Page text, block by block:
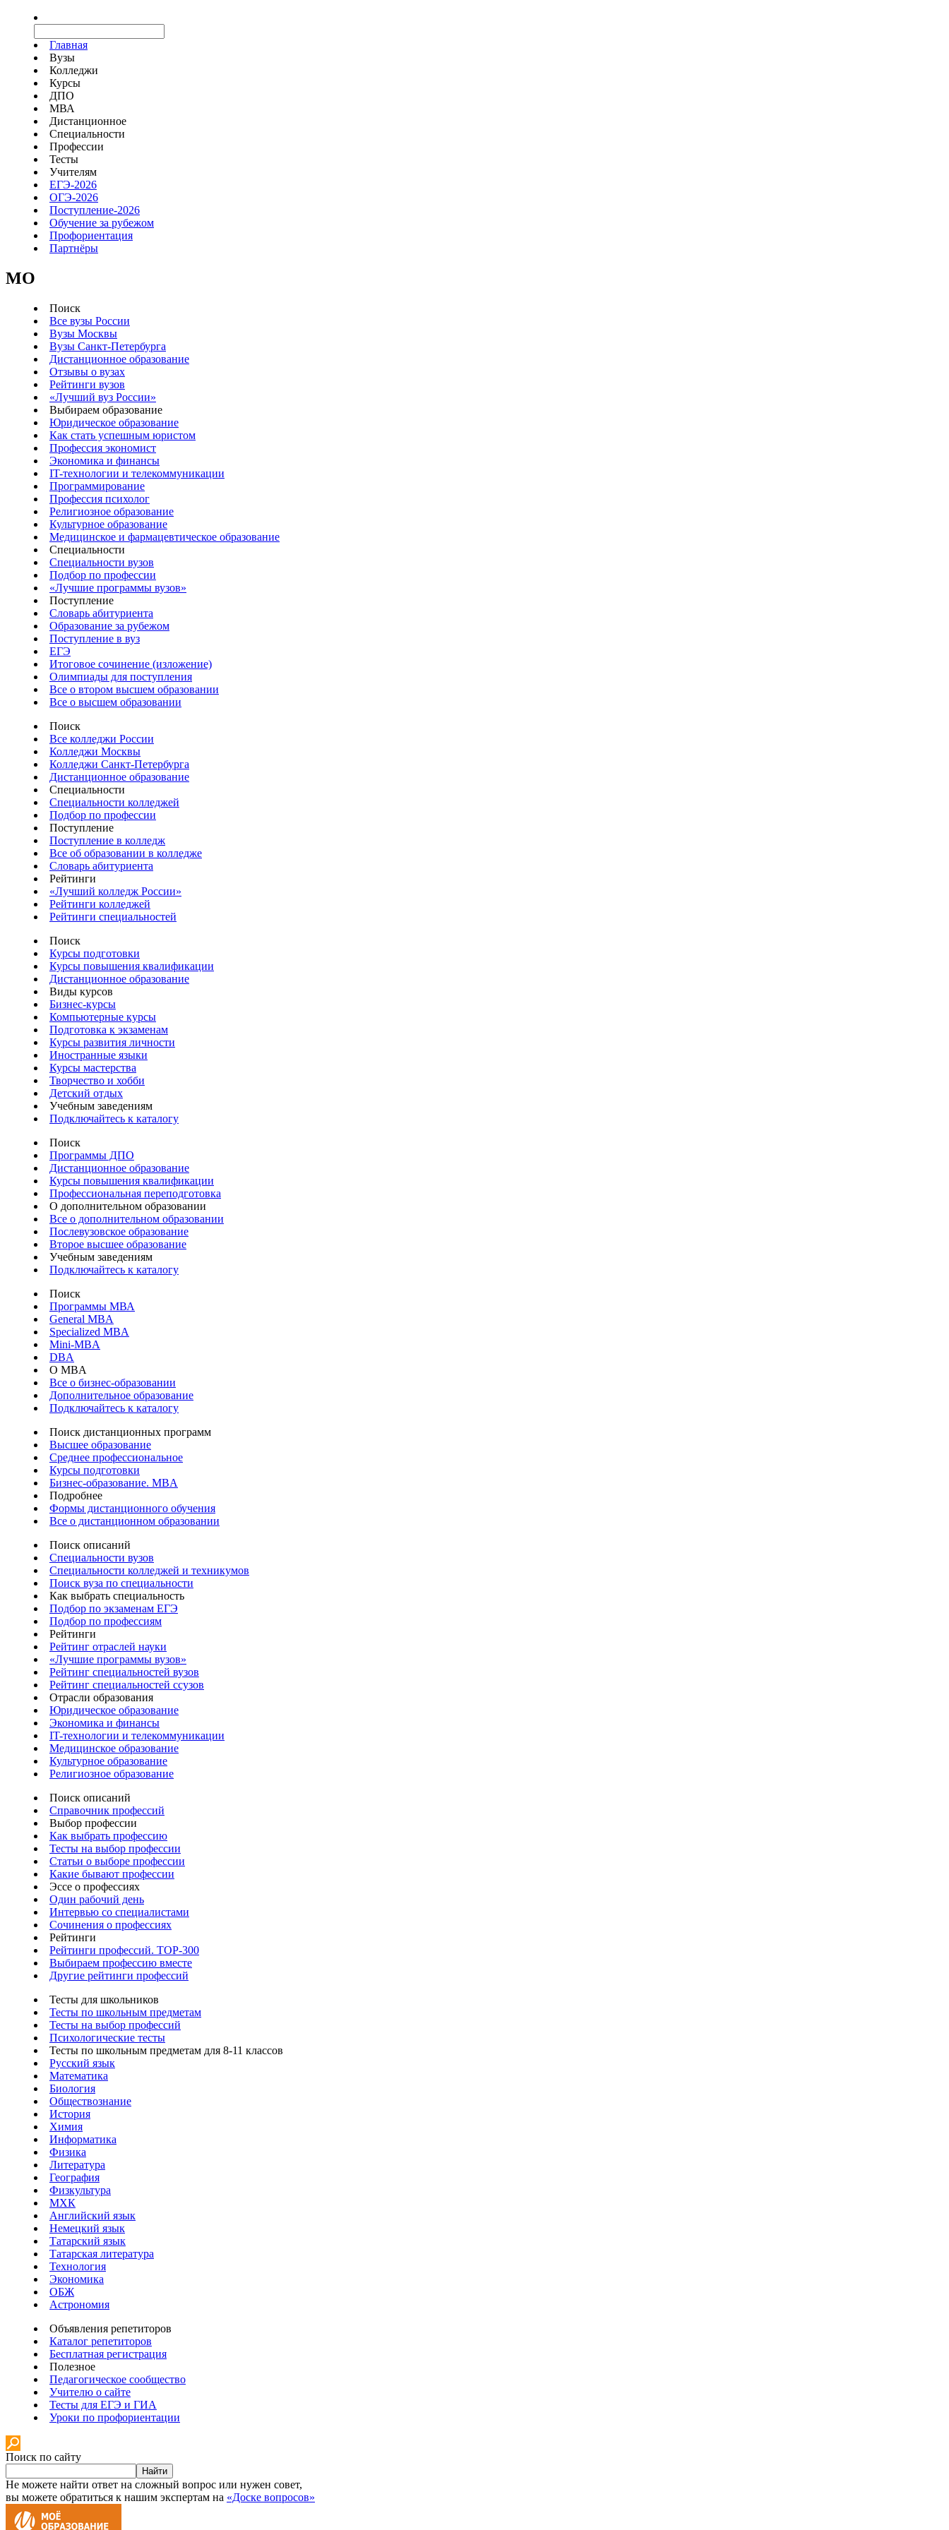
Главная
Вузы
Колледжи
Курсы
ДПО
МВА
Дистанционное
Специальности
Профессии
Тесты
Учителям
ЕГЭ-2026
ОГЭ-2026
Поступление-2026
Обучение за рубежом
Профориентация
Партнёры
MO
Поиск
Все вузы России
Вузы Москвы
Вузы Санкт-Петербурга
Дистанционное образование
Отзывы о вузах
Рейтинги вузов
«Лучший вуз России»
Выбираем образование
Юридическое образование
Как стать успешным юристом
Профессия экономист
Экономика и финансы
IT-технологии и телекоммуникации
Программирование
Профессия психолог
Религиозное образование
Культурное образование
Медицинское и фармацевтическое образование
Специальности
Специальности вузов
Подбор по профессии
«Лучшие программы вузов»
Поступление
Словарь абитуриента
Образование за рубежом
Поступление в вуз
ЕГЭ
Итоговое сочинение (изложение)
Олимпиады для поступления
Все о втором высшем образовании
Все о высшем образовании
Поиск
Все колледжи России
Колледжи Москвы
Колледжи Санкт-Петербурга
Дистанционное образование
Специальности
Специальности колледжей
Подбор по профессии
Поступление
Поступление в колледж
Все об образовании в колледже
Словарь абитуриента
Рейтинги
«Лучший колледж России»
Рейтинги колледжей
Рейтинги специальностей
Поиск
Курсы подготовки
Курсы повышения квалификации
Дистанционное образование
Виды курсов
Бизнес-курсы
Компьютерные курсы
Подготовка к экзаменам
Курсы развития личности
Иностранные языки
Курсы мастерства
Творчество и хобби
Детский отдых
Учебным заведениям
Подключайтесь к каталогу
Поиск
Программы ДПО
Дистанционное образование
Курсы повышения квалификации
Профессиональная переподготовка
О дополнительном образовании
Все о дополнительном образовании
Послевузовское образование
Второе высшее образование
Учебным заведениям
Подключайтесь к каталогу
Поиск
Программы МВА
General MBA
Specialized MBA
Mini-MBA
DBA
О MBA
Все о бизнес-образовании
Дополнительное образование
Подключайтесь к каталогу
Поиск дистанционных программ
Высшее образование
Среднее профессиональное
Курсы подготовки
Бизнес-образование. MBA
Подробнее
Формы дистанционного обучения
Все о дистанционном образовании
Поиск описаний
Специальности вузов
Специальности колледжей и техникумов
Поиск вуза по специальности
Как выбрать специальность
Подбор по экзаменам ЕГЭ
Подбор по профессиям
Рейтинги
Рейтинг отраслей науки
«Лучшие программы вузов»
Рейтинг специальностей вузов
Рейтинг специальностей ссузов
Отрасли образования
Юридическое образование
Экономика и финансы
IT-технологии и телекоммуникации
Медицинское образование
Культурное образование
Религиозное образование
Поиск описаний
Справочник профессий
Выбор профессии
Как выбрать профессию
Тесты на выбор профессии
Статьи о выборе профессии
Какие бывают профессии
Эссе о профессиях
Один рабочий день
Интервью со специалистами
Сочинения о профессиях
Рейтинги
Рейтинги профессий. TOP-300
Выбираем профессию вместе
Другие рейтинги профессий
Тесты для школьников
Тесты по школьным предметам
Тесты на выбор профессий
Психологические тесты
Тесты по школьным предметам для 8-11 классов
Русский язык
Математика
Биология
Обществознание
История
Химия
Информатика
Физика
Литература
География
Физкультура
МХК
Английский язык
Немецкий язык
Татарский язык
Татарская литература
Технология
Экономика
ОБЖ
Астрономия
Объявления репетиторов
Каталог репетиторов
Бесплатная регистрация
Полезное
Педагогическое сообщество
Учителю о сайте
Тесты для ЕГЭ и ГИА
Уроки по профориентации
Поиск по сайту
Найти
Не можете найти ответ на сложный вопрос или нужен совет,
вы можете обратиться к нашим экспертам на «Доске вопросов»